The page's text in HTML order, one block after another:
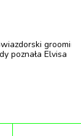
U niej nie
poznała Elvisa